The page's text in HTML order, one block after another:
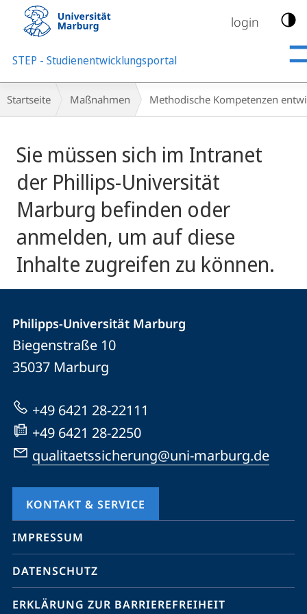
Mobile-
Navigation
login
STEP - Studienentwicklungsportal
Breadcrumb-
Navigation
Startseite Maßnahmen Methodische Kompetenzen
Sie müssen sich im Intranet
der Phillips-Universität
Marburg befinden oder
anmelden, um auf diese
Inhalte zugreifen zu können.
und
Informationen
Website
der
Universität
Marburg
Philipps-Universität Marburg
Biegenstraße 10
35037 Marburg
+49 6421 28-22111
+49 6421 28-2250
qualitaetssicherung@uni-marburg.de
KONTAKT & SERVICE
Mobile-
Service-
Navigation
und
IMPRESSUM
DATENSCHUTZ
ERKLÄRUNG ZUR BARRIEREFREIHEIT